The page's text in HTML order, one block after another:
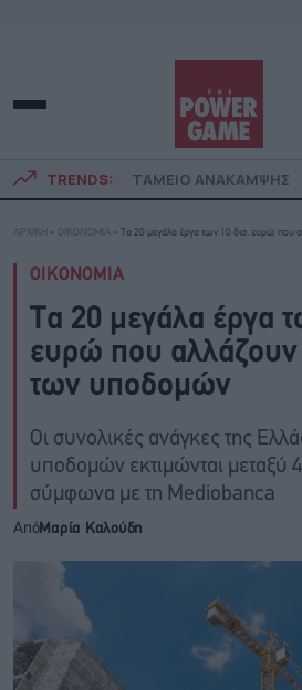
TRENDS: ΤΑΜΕΙΟ ΑΝΑΚΑΜΨΗΣ
ΑΡΧΙΚΗ » ΟΙΚΟΝΟΜΙΑ » Τα 20 μεγάλα έργα των 10 δισ. ευρώ που
ΟΙΚΟΝΟΜΙΑ
Τα 20 μεγάλα έργα
ευρώ που αλλάζουν
των υποδομών
Οι συνολικές ανάγκες της
υποδομών εκτιμώνται μεταξύ
σύμφωνα με τη Mediobanca
ΑπόΜαρία Καλούδη